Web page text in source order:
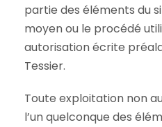
partie des éléments du
moyen ou le procédé
autorisation écrite
Tessier.
Toute exploitation non
l’un quelconque des